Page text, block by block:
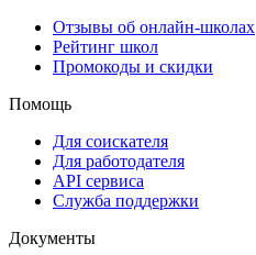
Отзывы об онлайн-школах
Рейтинг школ
Промокоды и скидки
Помощь
Для соискателя
Для работодателя
API сервиса
Служба поддержки
Документы